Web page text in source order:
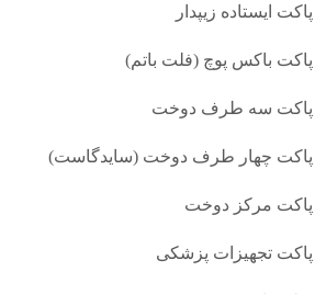
پاکت ایستاده زیپدار
پاکت باکس پوچ (فلت باتم)
پاکت سه طرف دوخت
پاکت چهار طرف دوخت (سایدگاست)
پاکت مرکز دوخت
پاکت تجهیزات پزشکی